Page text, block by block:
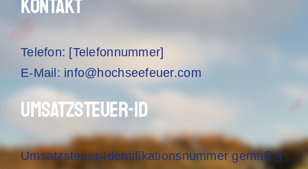
Kontakt
Telefon: [Telefonnummer]
E-Mail: info@hochseefeuer.com
Umsatzsteuer-ID
Umsatzsteuer-Identifikationsnummer gemäß §